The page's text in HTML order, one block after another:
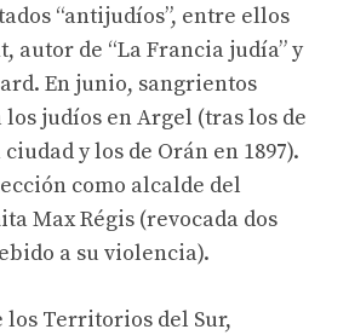
“antijudíos”, entre ellos
autor de “La Francia judía” y
En junio, sangrientos
judíos en Argel (tras los de
y los de Orán en 1897).
como alcalde del
Max Régis (revocada dos
a su violencia).
los Territorios del Sur,